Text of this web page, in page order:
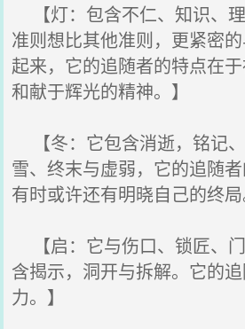
【灯：包含不仁、知识、
准则想比其他准则，更紧密
起来，它的追随者的特点在
和献于辉光的精神。】
【冬：它包含消逝，铭记、
雪、终末与虚弱，它的追随者
有时或许还有明晓自己的终局
【启：它与伤口、锁匠、
含揭示，洞开与拆解。它的
力。】